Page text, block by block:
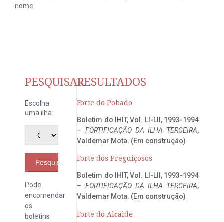
nome.
PESQUISAR
Escolha
uma ilha:
Pesquisar
Pode
encomendar
os
boletins
RESULTADOS
Forte do Pobado
Boletim do IHIT, Vol. LI-LII, 1993-1994
– FORTIFICAÇÃO DA ILHA TERCEIRA,
Valdemar Mota. (Em construção)
Forte dos Preguiçosos
Boletim do IHIT, Vol. LI-LII, 1993-1994
– FORTIFICAÇÃO DA ILHA TERCEIRA,
Valdemar Mota. (Em construção)
Forte do Alcaide